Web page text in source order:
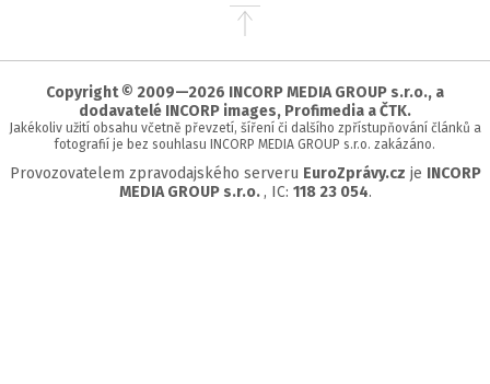
Přejít
stránky
Copyright © 2009—2026 INCORP MEDIA GROUP s.r.o., a
dodavatelé INCORP images, Profimedia a ČTK.
Jakékoliv užití obsahu včetně převzetí, šíření či dalšího zpřístupňování článků a
fotografií je bez souhlasu INCORP MEDIA GROUP s.r.o. zakázáno.
Provozovatelem zpravodajského serveru EuroZprávy.cz je INCORP
MEDIA GROUP s.r.o., IC: 118 23 054.